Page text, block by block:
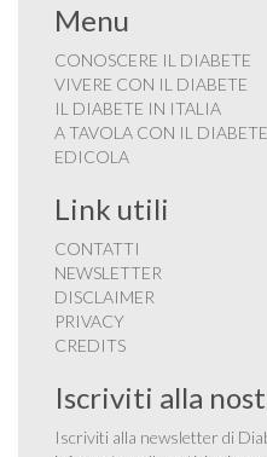
Menu
CONOSCERE IL DIABETE
VIVERE CON IL DIABETE
IL DIABETE IN ITALIA
A TAVOLA CON IL DIABETE
EDICOLA
Link utili
CONTATTI
NEWSLETTER
DISCLAIMER
PRIVACY
CREDITS
Iscriviti alla
Iscriviti alla newsletter di